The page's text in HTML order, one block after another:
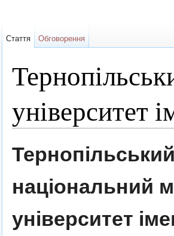
університет
національний
університет
Стаття Обговорення